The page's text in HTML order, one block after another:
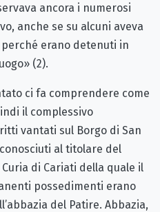
ancora i numerosi
anche se su alcuni aveva
erano detenuti in
(2).
ci fa comprendere come
il complessivo
vantati sul Borgo di San
al titolare del
di Cariati della quale il
possedimenti erano
del Patire. Abbazia,